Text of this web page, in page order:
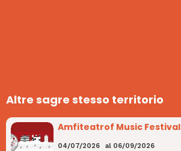
Altre sagre stesso territorio
Amfiteatrof Music Festival
04/07/2026 al 06/09/2026